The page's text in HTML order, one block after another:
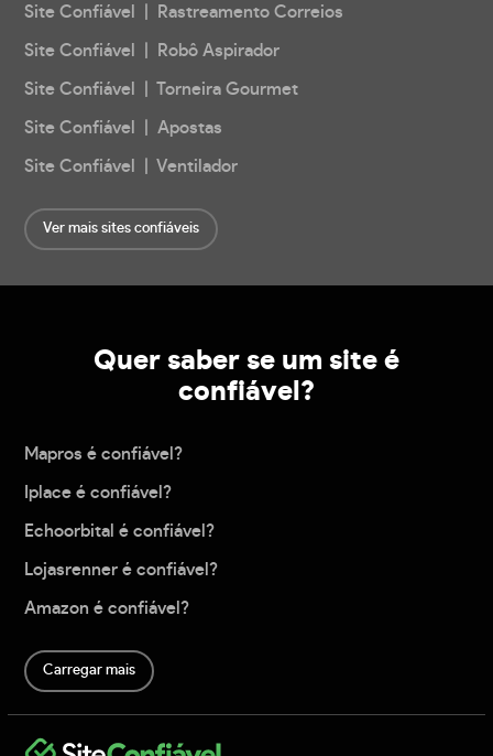
Site Confiável | Rastreamento Correios
Site Confiável | Robô Aspirador
Site Confiável | Torneira Gourmet
Site Confiável | Apostas
Site Confiável | Ventilador
Ver mais sites confiáveis
Quer saber se um site é
confiável?
Mapros é confiável?
Iplace é confiável?
Echoorbital é confiável?
Lojasrenner é confiável?
Amazon é confiável?
Carregar mais